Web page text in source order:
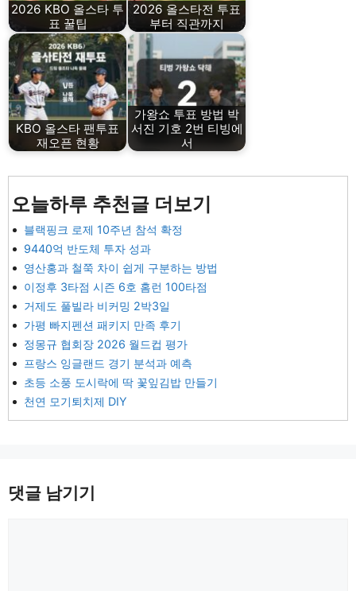
2026 KBO 올스타 투
표 꿀팁
2026 올스타전 투표
부터 직관까지
KBO 올스타 팬투표
재오픈 현황
가왕쇼 투표 방법 박
서진 기호 2번 티빙에
서
오늘하루 추천글 더보기
블랙핑크 로제 10주년 참석 확정
9440억 반도체 투자 성과
영산홍과 철쭉 차이 쉽게 구분하는 방법
이정후 3타점 시즌 6호 홈런 100타점
거제도 풀빌라 비커밍 2박3일
가평 빠지펜션 패키지 만족 후기
정몽규 협회장 2026 월드컵 평가
프랑스 잉글랜드 경기 분석과 예측
초등 소풍 도시락에 딱 꽃잎김밥 만들기
천연 모기퇴치제 DIY
댓글 남기기